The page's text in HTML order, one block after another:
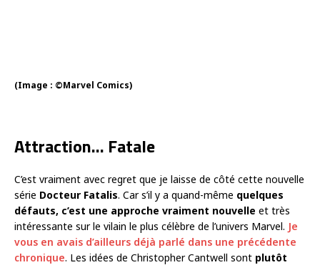
(Image : ©Marvel Comics)
Attraction… Fatale
C’est vraiment avec regret que je laisse de côté cette nouvelle
série Docteur Fatalis. Car s’il y a quand-même quelques
défauts, c’est une approche vraiment nouvelle et très
intéressante sur le vilain le plus célèbre de l’univers Marvel. Je
vous en avais d’ailleurs déjà parlé dans une précédente
chronique. Les idées de Christopher Cantwell sont plutôt